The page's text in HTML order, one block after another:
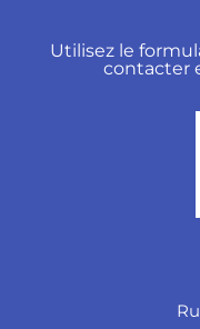
Utilisez le
contacter